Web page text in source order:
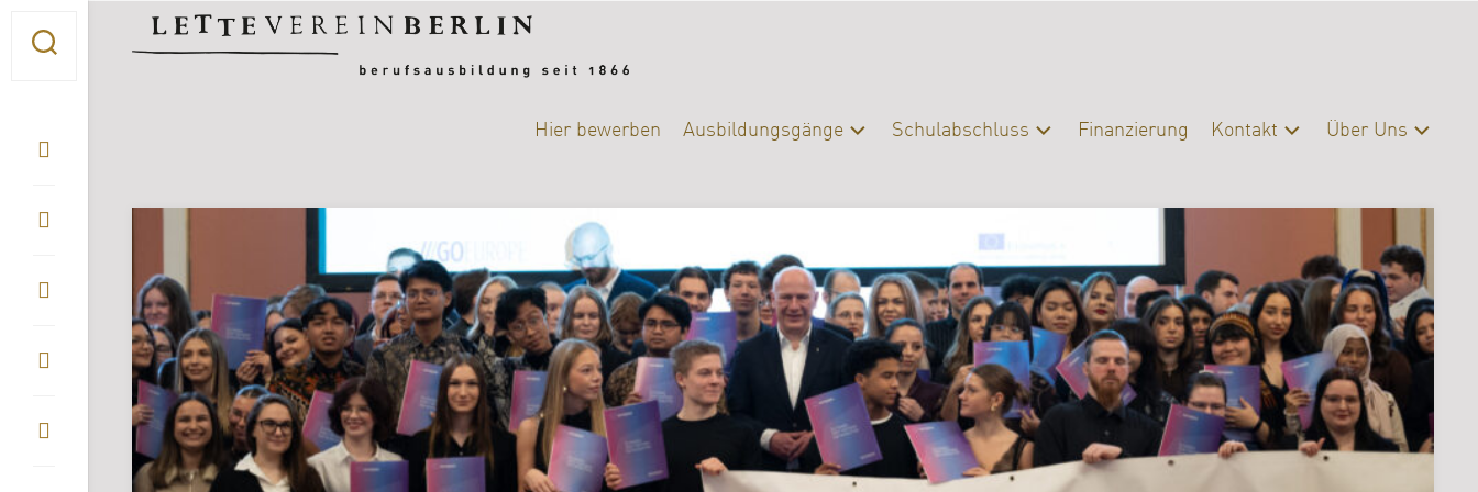
Hier bewerben Ausbildungsgänge
Chemie-
Biologie
DIY-
College
|
Ernährung
und
Versorgung
Fotografie
Schulabschluss
Berufsberatung
Finanzierung Kontakt
Servicebereiche
Über Uns
Campus
|
Bibliothek
FAQ
Erasmus
Förderverein